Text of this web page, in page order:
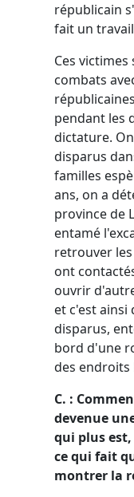
républicain
fait un
Ces
combats
pendant les
dictature.
disparus
familles
ans, on a
province de
entamé
retrouver les
ont
ouvrir
et c'est ainsi
disparus,
bord d'une
des endroits
C. :
devenue
qui plus
ce qui fait
montrer la